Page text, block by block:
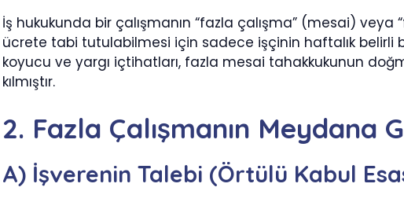
İş hukukunda bir çalışmanın “fazla çalışma” (mesai) veya
ücrete tabi tutulabilmesi için sadece işçinin haftalık belirli
koyucu ve yargı içtihatları, fazla mesai tahakkukunun
kılmıştır.
2. Fazla Çalışmanın Meydana
A) İşverenin Talebi (Örtülü Kabul